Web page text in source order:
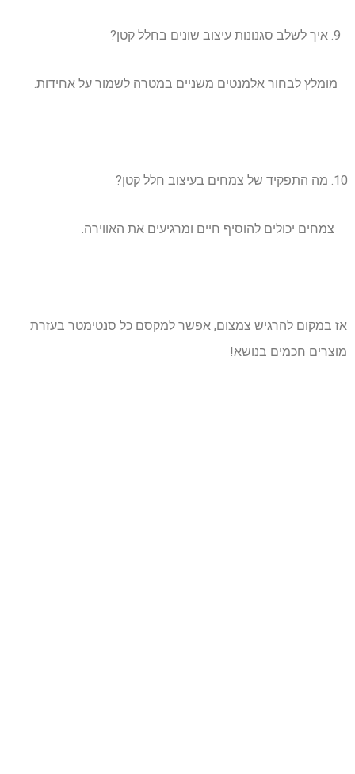
איך לשלב סגנונות עיצוב שונים בחלל קטן?
מומלץ לבחור אלמנטים משניים במטרה לשמור על אחידות.
מה התפקיד של צמחים בעיצוב חלל קטן?
צמחים יכולים להוסיף חיים ומרגיעים את האווירה.
אז במקום להרגיש צמצום, אפשר למקסם כל סנטימטר בעזרת
מוצרים חכמים בנושא!